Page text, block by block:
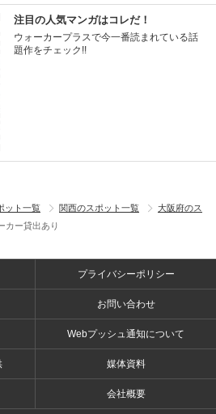
注目の人気マンガはコレだ！
ウォーカープラスで今一番読まれている話
題作をチェック!!
ット一覧 関西のスポット一覧
大阪府のス
カー貸出あり
プライバシーポリシー
お問い合わせ
Webプッシュ通知について
媒体資料
会社概要